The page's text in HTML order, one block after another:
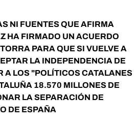
NI FUENTES QUE AFIRMA
HA FIRMADO UN ACUERDO
PARA QUE SI VUELVE A
LA INDEPENDENCIA DE
A LOS "POLÍTICOS CATALANES
18.570 MILLONES DE
LA SEPARACIÓN DE
DE ESPAÑA